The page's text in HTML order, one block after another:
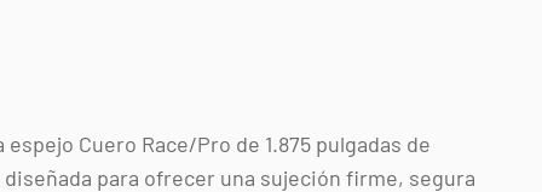
Cuero Race/Pro de 1.875 pulgadas de
para ofrecer una sujeción firme, segura